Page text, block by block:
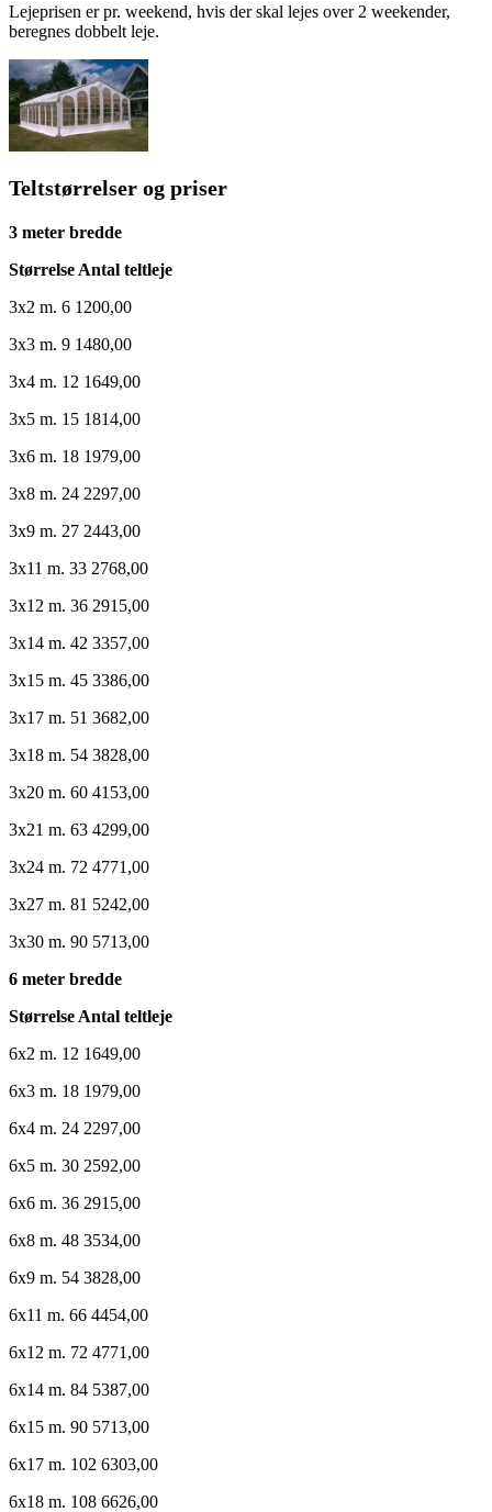
​Lejeprisen er pr. weekend, hvis der skal lejes over 2 weekender,
beregnes dobbelt leje.
Teltstørrelser og priser
3 meter bredde
Størrelse Antal teltleje
3x2 m. 6 1200,00
3x3 m. 9 1480,00
3x4 m. 12 1649,00
3x5 m. 15 1814,00
3x6 m. 18 1979,00
3x8 m. 24 2297,00
3x9 m. 27 2443,00
3x11 m. 33 2768,00
3x12 m. 36 2915,00
3x14 m. 42 3357,00
3x15 m. 45 3386,00
3x17 m. 51 3682,00
3x18 m. 54 3828,00
3x20 m. 60 4153,00
3x21 m. 63 4299,00
3x24 m. 72 4771,00
3x27 m. 81 5242,00
3x30 m. 90 5713,00
6 meter bredde
Størrelse Antal teltleje
6x2 m. 12 1649,00
6x3 m. 18 1979,00
6x4 m. 24 2297,00
6x5 m. 30 2592,00
6x6 m. 36 2915,00
6x8 m. 48 3534,00
6x9 m. 54 3828,00
6x11 m. 66 4454,00
6x12 m. 72 4771,00
6x14 m. 84 5387,00
6x15 m. 90 5713,00
6x17 m. 102 6303,00
6x18 m. 108 6626,00